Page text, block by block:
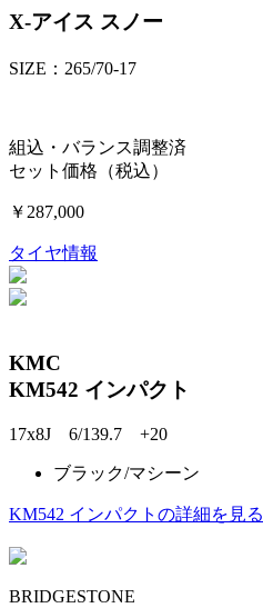
X-アイス スノー
SIZE：265/70-17
組込・バランス調整済
セット価格（税込）
￥287,000
タイヤ情報
KMC
KM542 インパクト
17x8J 6/139.7 +20
ブラック/マシーン
KM542 インパクトの詳細を見る
BRIDGESTONE